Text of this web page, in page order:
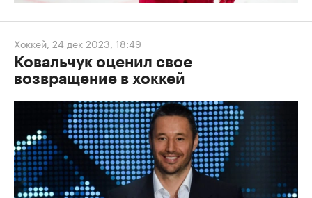
Хоккей, 24 дек 2023, 18:49
Ковальчук оценил свое
возвращение в хоккей